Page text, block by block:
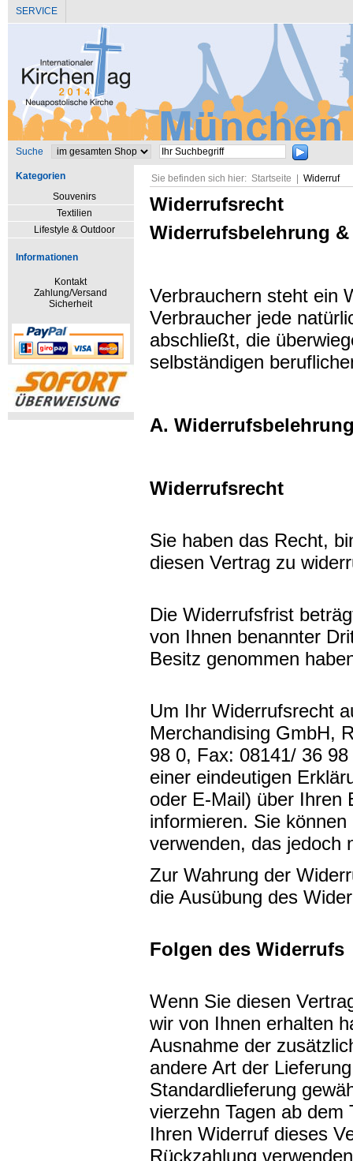
SERVICE
Suche
Sie befinden sich hier: Startseite Widerruf
Widerrufsrecht
Widerrufsbelehrung
Verbrauchern steht ein
Verbraucher jede
abschließt, die
selbständigen
A.
Widerrufsrecht
Sie haben das Recht,
diesen Vertrag zu
Die Widerrufsfrist
von Ihnen benannter
Besitz genommen
Um Ihr Widerrufsrecht
Merchandising GmbH,
98 0, Fax: 08141/ 36
einer eindeutigen
oder E-Mail) über Ihren
informieren. Sie
verwenden, das jedoch
Zur Wahrung der
die Ausübung des
Folgen des Widerrufs
Wenn Sie diesen
wir von Ihnen erhalten
Ausnahme der
andere Art der
Standardlieferung
vierzehn Tagen ab dem
Ihren Widerruf dieses
Rückzahlung
Kategorien
Souvenirs
Textilien
Lifestyle & Outdoor
Informationen
Kontakt
Zahlung/Versand
Sicherheit